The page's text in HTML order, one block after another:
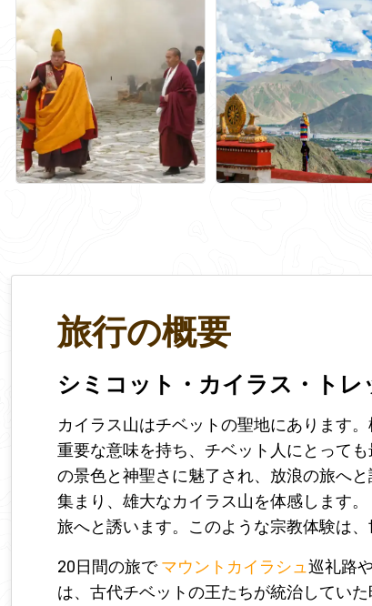
旅行の概要
シミコット・カイラス・トレ
カイラス山はチベットの聖地にあります
重要な意味を持ち、チベット人にとって
の景色と神聖さに魅了され、放浪の旅へ
集まり、雄大なカイラス山を体感します
旅へと誘います。このような宗教体験は
20日間の旅でマウントカイラシュ 巡礼路
は、古代チベットの王たちが統治してい